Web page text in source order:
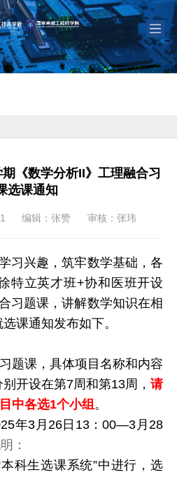
《数学分析II》工理融合习
选课通知
编辑：张赞 审核：张玮
习兴趣，筑牢数学基础，各
特立英才班+协和医班开设
习题课，讲解数学知识在相
课通知发布如下。
题课，具体项目名称和内容
开设在第7周和第13周， 请
中各选1个小组。
年3月26日13：00—3月28
：
科生选课系统”中进行，选